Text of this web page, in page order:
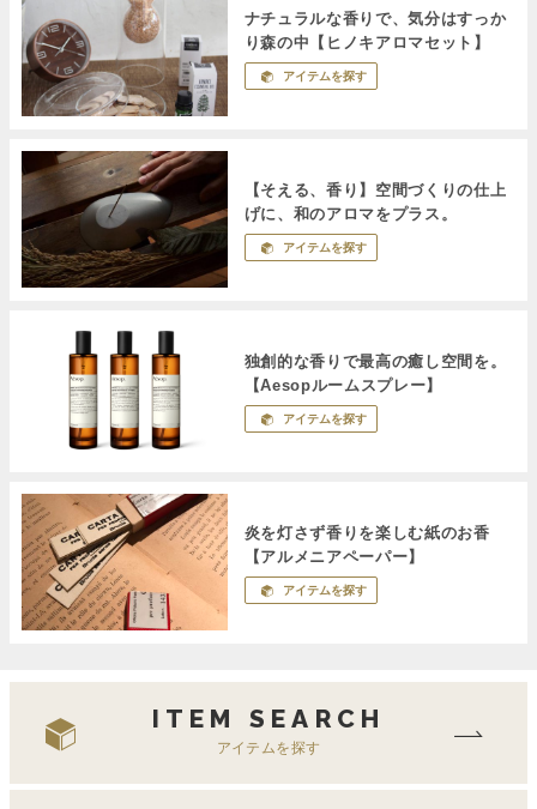
ナチュラルな香りで、気分はすっか
り森の中【ヒノキアロマセット】
アイテムを探す
【そえる、香り】空間づくりの仕上
げに、和のアロマをプラス。
アイテムを探す
独創的な香りで最高の癒し空間を。
【Aesopルームスプレー】
アイテムを探す
炎を灯さず香りを楽しむ紙のお香
【アルメニアペーパー】
アイテムを探す
ITEM SEARCH
アイテムを探す